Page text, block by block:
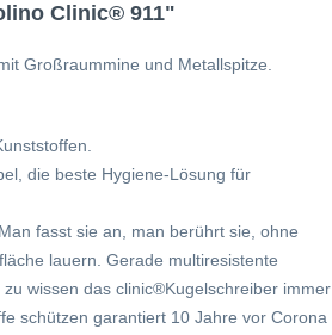
Clinic® 911"
Großraummine und Metallspitze.
die beste Hygiene-Lösung für
fasst sie an, man berührt sie, ohne
lauern. Gerade multiresistente
zu wissen das clinic®Kugelschreiber immer
schützen garantiert 10 Jahre vor Corona